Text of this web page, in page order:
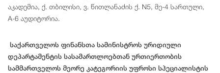
აკადემია, ქ. თბილისი, ვ. წითლანაძის ქ. N5, მე-4 სართული,
A-6 აუდიტორია.
საქართველოს ფინანსთა სამინისტროს ურიდიული
დეპარტამენტის სასამართლოებთან ურთიერთობის
სამმართველოს მეორე კატეგორიის უფროსი სპეციალისტის